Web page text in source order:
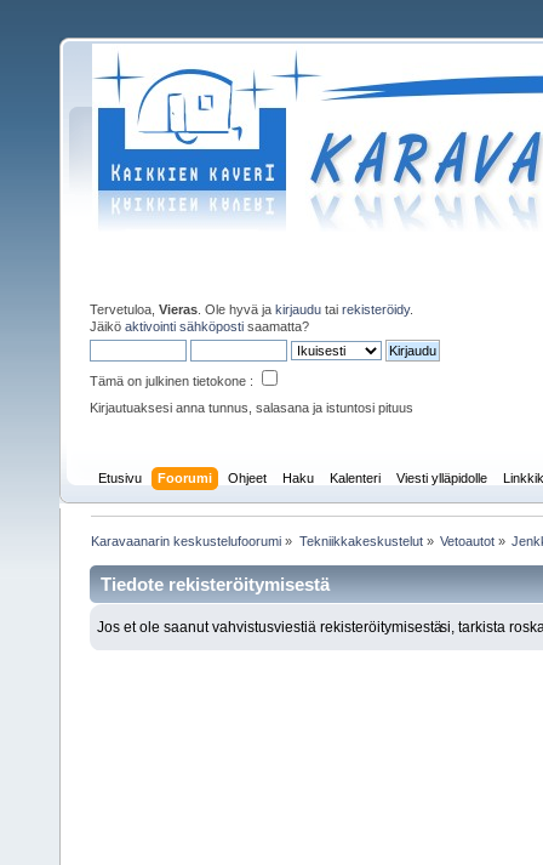
Tervetuloa, Vieras . Ole hyvä ja kirjaudu tai rekisteröidy.
Jäikö aktivointi sähköposti saamatta?
Tämä on julkinen tietokone :
Kirjautuaksesi anna tunnus, salasana ja istuntosi pituus
Etusivu Foorumi Ohjeet Haku Kalenteri Viesti ylläpidolle
Karavaanarin keskustelufoorumi » Tekniikkakeskustelut» Vetoautot»
Tiedote rekisteröitymisestä
Jos et ole saanut vahvistusviestiä rekisteröitymisestäsi, tarkista